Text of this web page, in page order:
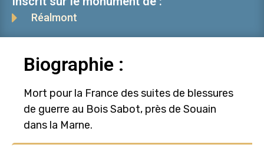
Réalmont
Biographie :
Mort pour la France des suites de blessures
de guerre au Bois Sabot, près de Souain
dans la Marne.